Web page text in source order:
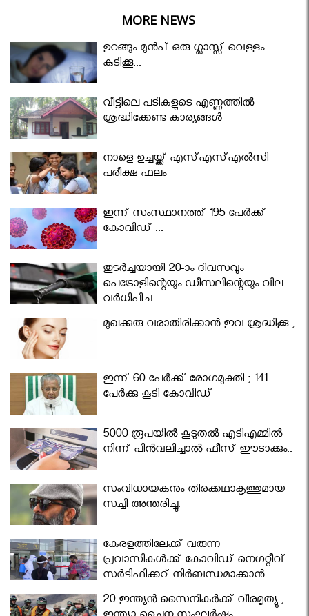
MORE NEWS
ഉറങ്ങും മുന്‍പ് ഒരു ഗ്ലാസ്സ് വെള്ളം
കുടിക്കൂ...
വീട്ടിലെ പടികളുടെ എണ്ണത്തിൽ
ശ്രദ്ധിക്കേണ്ട കാര്യങ്ങൾ
നാളെ ഉച്ചയ്ക്ക് എസ്എസ്എല്‍സി
പരീക്ഷ ഫലം
ഇന്ന് സംസ്ഥാനത്ത് 195 പേര്‍ക്ക്
കോവിഡ് ...
തുടർച്ചയായി 20-ാം ദിവസവും
പെട്രോളിന്റെയും ഡീസലിന്റെയും വില
വര്‍ധിപ്പിച്ചു
മുഖക്കുരു വരാതിരിക്കാന്‍ ഇവ ശ്രദ്ധിക്കൂ ;
ഇന്ന് 60 പേർക്ക് രോഗമുക്തി ; 141
പേര്‍ക്കു കൂടി കോവിഡ്
5000 രൂപയിൽ കൂടുതൽ എടിഎമ്മിൽ
നിന്ന് പിൻവലിച്ചാൽ ഫീസ് ഈടാക്കും..
സംവിധായകനും തിരക്കഥാകൃത്തുമായ
സച്ചി അന്തരിച്ചു.
കേരളത്തിലേക്ക് വരുന്ന
പ്രവാസികള്‍ക്ക് കോവിഡ് നെഗറ്റീവ്
സര്‍ട്ടിഫിക്കറ്റ് നിർബന്ധമാക്കാൻ
മന്ത്രിസഭ
20 ഇന്ത്യൻ സൈനികർക്ക് വീരമൃത്യു ;